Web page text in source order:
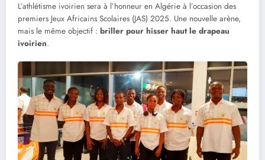
L’athlétisme ivoirien sera à l’honneur en Algérie à l’occasion des
premiers Jeux Africains Scolaires (JAS) 2025. Une nouvelle arène,
mais le même objectif : briller pour hisser haut le drapeau
ivoirien.